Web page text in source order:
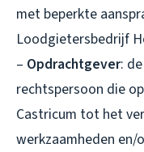
met beperkte
Loodgietersbedrijf
– Opdrachtgever:
rechtspersoon die
Castricum tot het
werkzaamheden